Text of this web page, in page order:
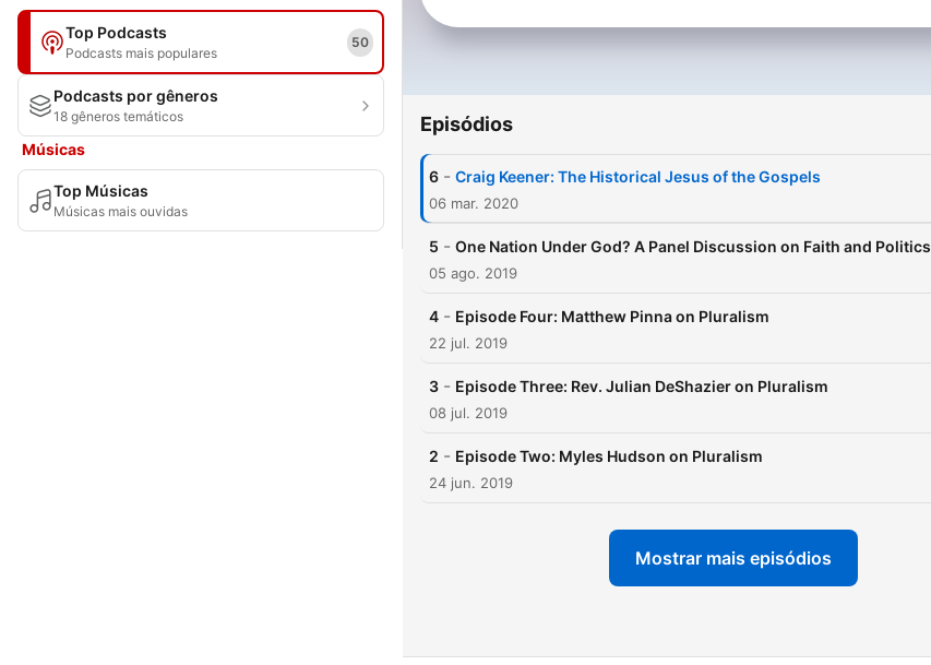
Top Podcasts
Podcasts mais populares
50
Podcasts por gêneros
18 gêneros temáticos
Músicas
Top Músicas
Músicas mais ouvidas
Episódios
6 - Craig Keener: The Historical Jesus of the Gospels
06 mar. 2020
5 - One Nation Under God? A Panel Discussion on Faith and Politics
05 ago. 2019
4 - Episode Four: Matthew Pinna on Pluralism
22 jul. 2019
3 - Episode Three: Rev. Julian DeShazier on Pluralism
08 jul. 2019
2 - Episode Two: Myles Hudson on Pluralism
24 jun. 2019
Mostrar mais episódios